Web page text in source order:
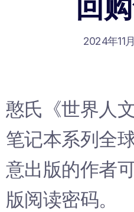
2024年11
憨氏《世界人
笔记本系列全
意出版的作者
版阅读密码。